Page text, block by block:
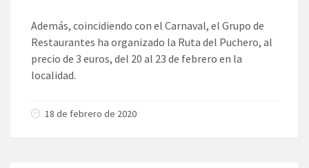
Además, coincidiendo con el Carnaval, el Grupo de
Restaurantes ha organizado la Ruta del Puchero, al
precio de 3 euros, del 20 al 23 de febrero en la
localidad.
18 de febrero de 2020